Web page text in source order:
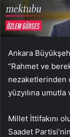
Ankara
“Rahmet ve
nezaketlerinden
yüzyılına
Millet İttifakını
Saadet